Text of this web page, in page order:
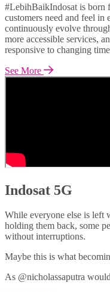
#LebihBaikIndosat is born
customers need and feel
continuously evolve
more accessible services,
responsive to changing
See More
Indosat 5G
While everyone else is left
holding them back, some
without interruptions.
Maybe this is what
As @nicholassaputra